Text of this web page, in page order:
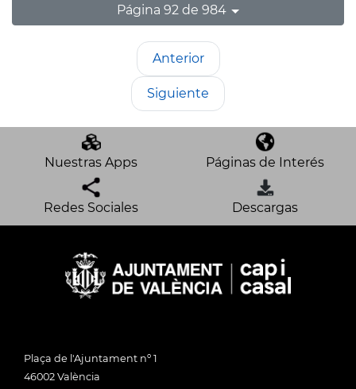
Página 92 de 984
Anterior
Siguiente
Nuestras Apps Páginas de Interés
Redes Sociales Descargas
Plaça de l'Ajuntament nº 1
46002 València